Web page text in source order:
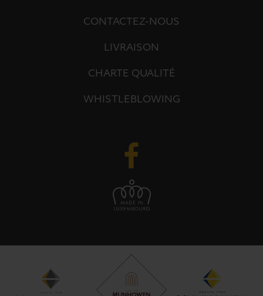
CONTACTEZ-NOUS
LIVRAISON
CHARTE QUALITÉ
WHISTLEBLOWING